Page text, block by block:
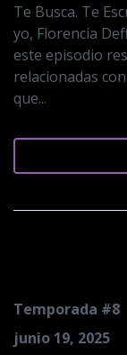
Te Busca. Te
yo, Florencia
este episodio
relacionadas
que...
Temporada #8
junio 19, 2025